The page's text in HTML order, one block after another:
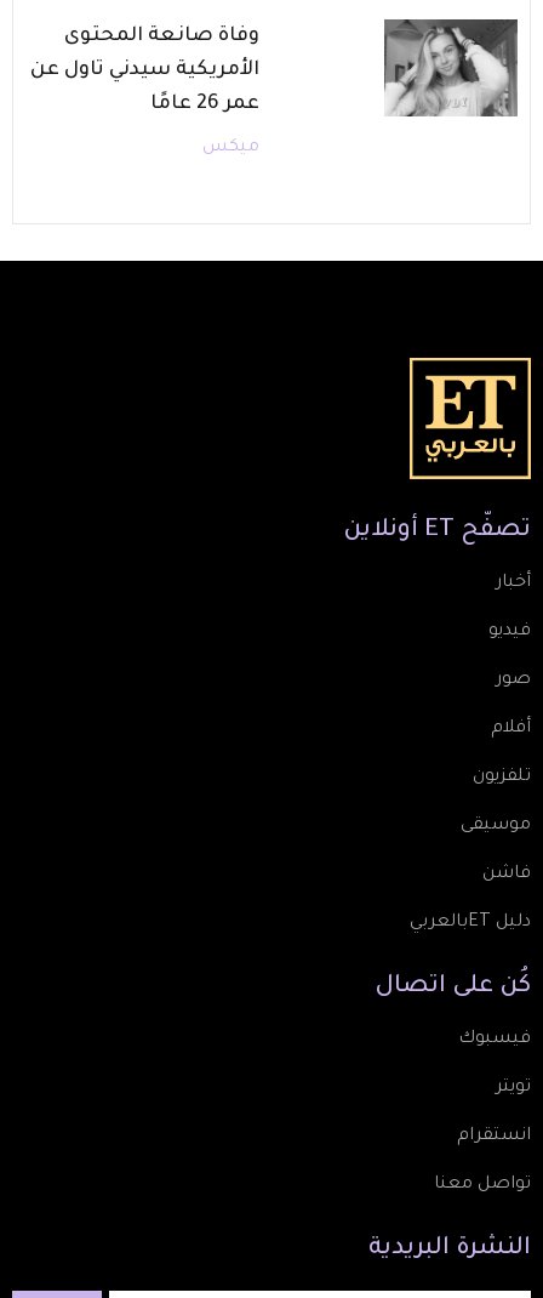
وفاة صانعة المحتوى
الأمريكية سيدني تاول عن
عمر 26 عامًا
ميكس
تصفّح ET أونلاين
أخبار
فيديو
صور
أفلام
تلفزيون
موسيقى
فاشن
دليل ETبالعربي
كُن على اتصال
فيسبوك
تويتر
انستقرام
تواصل معنا
النشرة البريدية